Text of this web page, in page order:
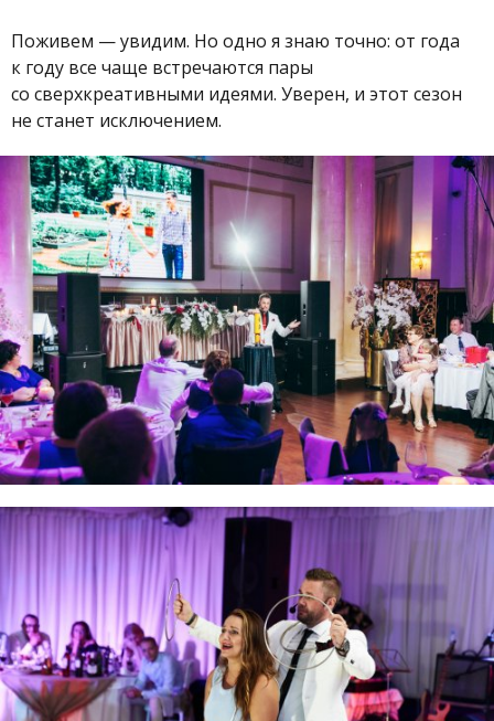
Поживем — увидим. Но одно я знаю точно: от года
к году все чаще встречаются пары
со сверхкреативными идеями. Уверен, и этот сезон
не станет исключением.